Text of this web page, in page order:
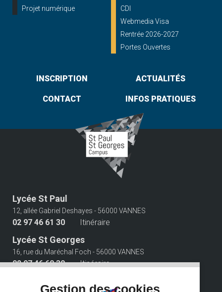
Projet numérique
CDI
Webmedia Visa
Rentrée 2026-2027
Portes Ouvertes
INSCRIPTION ACTUALITÉS
CONTACT INFOS PRATIQUES
Lycée St Paul
12, allée Gabriel Deshayes - 56000 VANNES
02 97 46 61 30 Itinéraire
Lycée St Georges
16, rue du Maréchal Foch - 56000 VANNES
02 97 46 60 30 Itinéraire
Gestion des cookies